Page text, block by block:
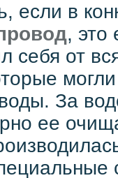
если в
, это
себя от
За
ее